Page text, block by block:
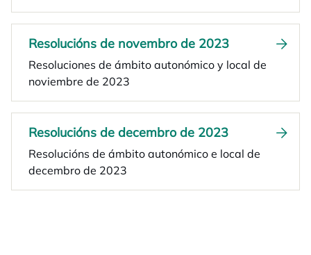
Resolucións de novembro de 2023
Resoluciones de ámbito autonómico y local de
noviembre de 2023
Resolucións de decembro de 2023
Resolucións de ámbito autonómico e local de
decembro de 2023